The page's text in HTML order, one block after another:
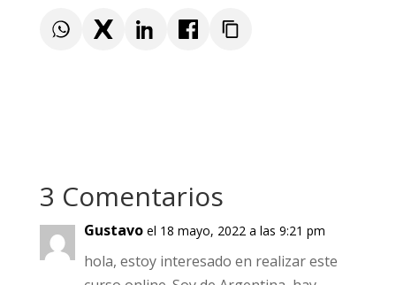
3 Comentarios
Gustavo el 18 mayo, 2022 a las 9:21 pm